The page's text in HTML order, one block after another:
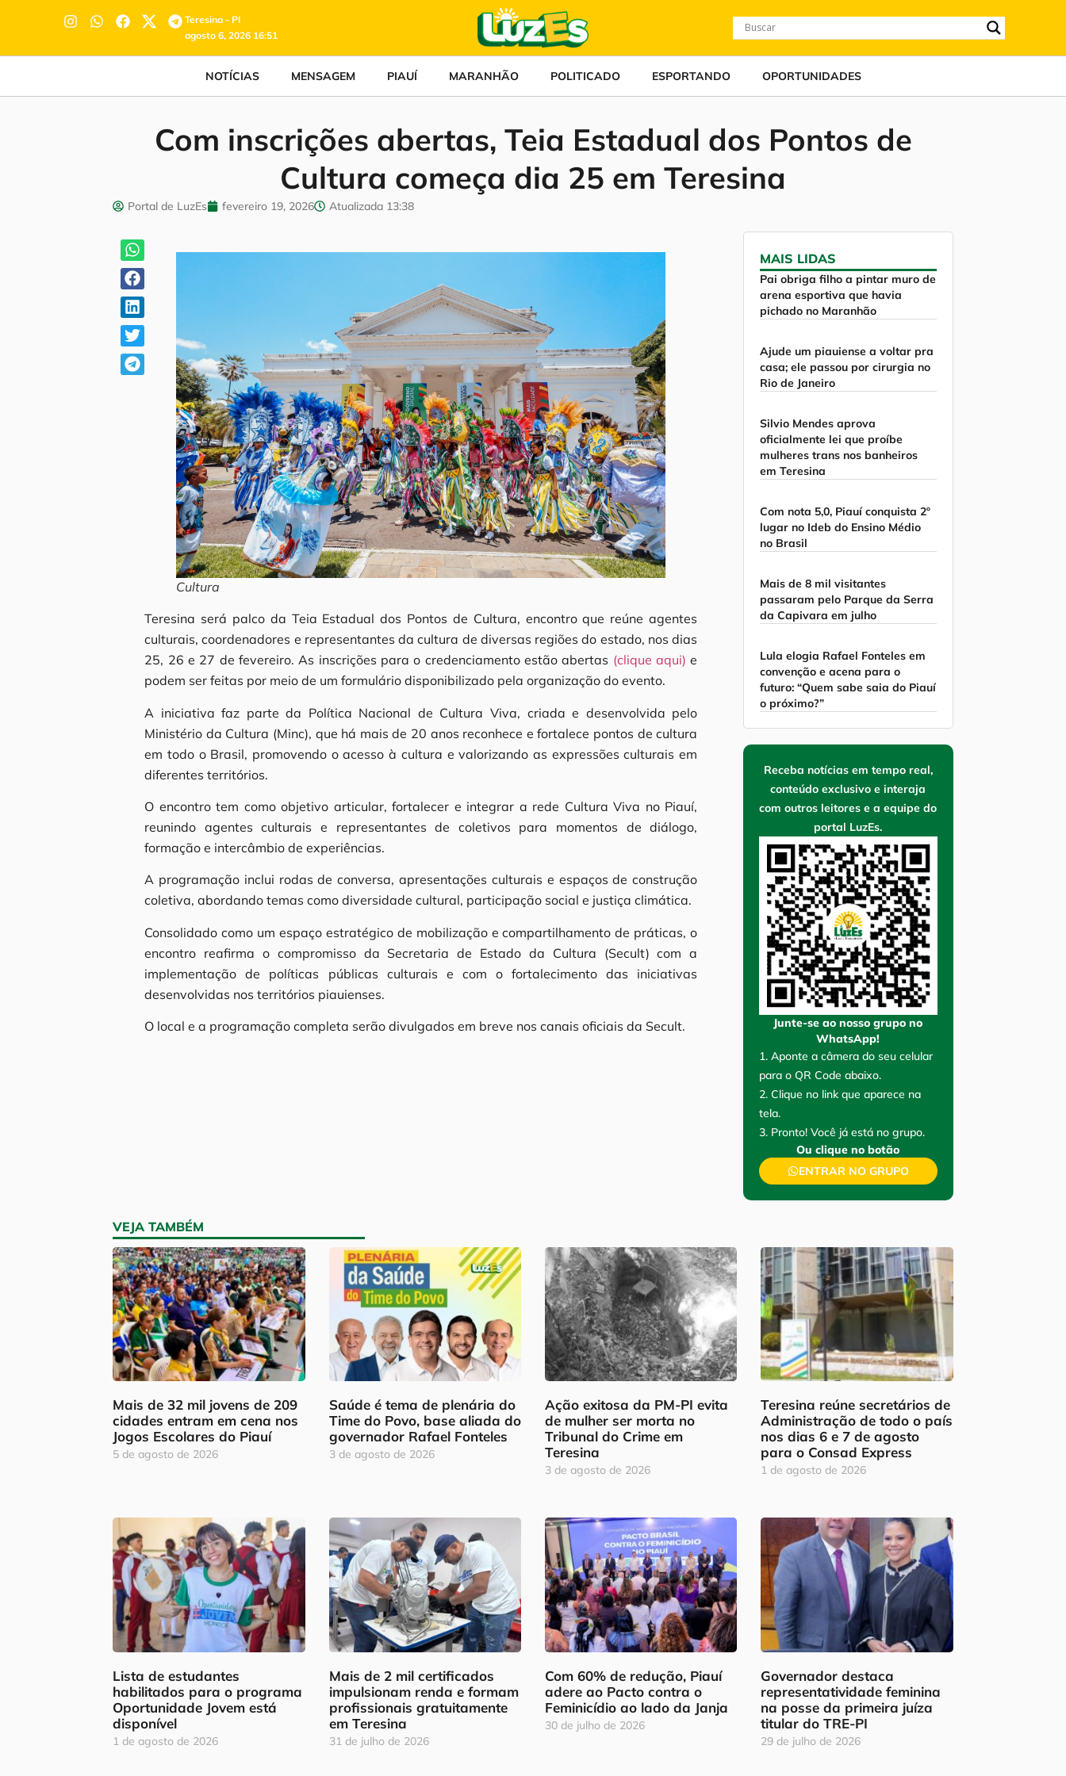
Teresina - PI
agosto 6, 2026 16:51
NOTÍCIAS MENSAGEM PIAUÍ MARANHÃO POLITICADO ESPORTANDO OPORTUNIDADES
Com inscrições abertas, Teia Estadual dos Pontos de
Cultura começa dia 25 em Teresina
Portal de LuzEs fevereiro 19, 2026 Atualizada 13:38
Cultura
Teresina será palco da Teia Estadual dos Pontos de Cultura, encontro que reúne agentes
culturais, coordenadores e representantes da cultura de diversas regiões do estado, nos dias
25, 26 e 27 de fevereiro. As inscrições para o credenciamento estão abertas (clique aqui) e
podem ser feitas por meio de um formulário disponibilizado pela organização do evento.
A iniciativa faz parte da Política Nacional de Cultura Viva, criada e desenvolvida pelo
Ministério da Cultura (Minc), que há mais de 20 anos reconhece e fortalece pontos de cultura
em todo o Brasil, promovendo o acesso à cultura e valorizando as expressões culturais em
diferentes territórios.
O encontro tem como objetivo articular, fortalecer e integrar a rede Cultura Viva no Piauí,
reunindo agentes culturais e representantes de coletivos para momentos de diálogo,
formação e intercâmbio de experiências.
A programação inclui rodas de conversa, apresentações culturais e espaços de construção
coletiva, abordando temas como diversidade cultural, participação social e justiça climática.
Consolidado como um espaço estratégico de mobilização e compartilhamento de práticas, o
encontro reafirma o compromisso da Secretaria de Estado da Cultura (Secult) com a
implementação de políticas públicas culturais e com o fortalecimento das iniciativas
desenvolvidas nos territórios piauienses.
O local e a programação completa serão divulgados em breve nos canais oficiais da Secult.
MAIS LIDAS
Pai obriga filho a pintar muro de
arena esportiva que havia
pichado no Maranhão
Ajude um piauiense a voltar pra
casa; ele passou por cirurgia no
Rio de Janeiro
Silvio Mendes aprova
oficialmente lei que proíbe
mulheres trans nos banheiros
em Teresina
Com nota 5,0, Piauí conquista 2º
lugar no Ideb do Ensino Médio
no Brasil
Mais de 8 mil visitantes
passaram pelo Parque da Serra
da Capivara em julho
Lula elogia Rafael Fonteles em
convenção e acena para o
futuro: “Quem sabe saia do Piauí
o próximo?”
Receba notícias em tempo real,
conteúdo exclusivo e interaja
com outros leitores e a equipe do
portal LuzEs.
Junte-se ao nosso grupo no
WhatsApp!
1. Aponte a câmera do seu celular
para o QR Code abaixo.
2. Clique no link que aparece na
tela.
3. Pronto! Você já está no grupo.
Ou clique no botão
ENTRAR NO GRUPO
VEJA TAMBÉM
Mais de 32 mil jovens de 209
cidades entram em cena nos
Jogos Escolares do Piauí
5 de agosto de 2026
Saúde é tema de plenária do
Time do Povo, base aliada do
governador Rafael Fonteles
3 de agosto de 2026
Ação exitosa da PM-PI evita
de mulher ser morta no
Tribunal do Crime em
Teresina
3 de agosto de 2026
Teresina reúne secretários de
Administração de todo o país
nos dias 6 e 7 de agosto
para o Consad Express
1 de agosto de 2026
Lista de estudantes
habilitados para o programa
Oportunidade Jovem está
disponível
1 de agosto de 2026
Mais de 2 mil certificados
impulsionam renda e formam
profissionais gratuitamente
em Teresina
31 de julho de 2026
Com 60% de redução, Piauí
adere ao Pacto contra o
Feminicídio ao lado da Janja
30 de julho de 2026
Governador destaca
representatividade feminina
na posse da primeira juíza
titular do TRE-PI
29 de julho de 2026